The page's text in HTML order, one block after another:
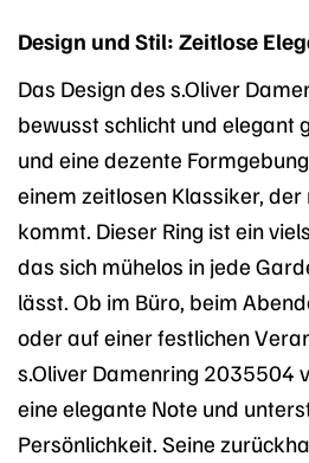
Design und Stil: Zeitlose
Das Design des s.Oliver
bewusst schlicht und elegant
und eine dezente
einem zeitlosen Klassiker,
kommt. Dieser Ring ist ein
das sich mühelos in jede
lässt. Ob im Büro, beim
oder auf einer festlichen
s.Oliver Damenring 2035504
eine elegante Note und
Persönlichkeit. Seine